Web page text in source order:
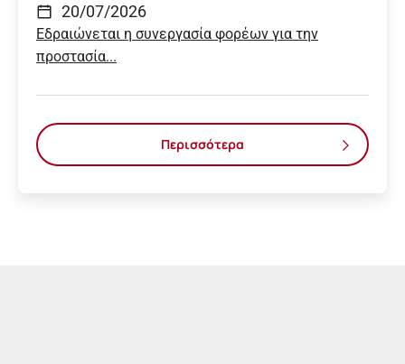
20/07/2026
Εδραιώνεται η συνεργασία φορέων για την
προστασία...
Περισσότερα